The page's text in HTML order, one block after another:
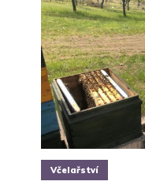
Včelařství